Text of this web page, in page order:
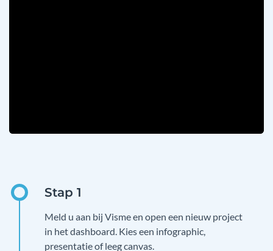
Meld u aan bij Visme en open een nieuw project
in het dashboard. Kies een infographic,
presentatie of leeg canvas.